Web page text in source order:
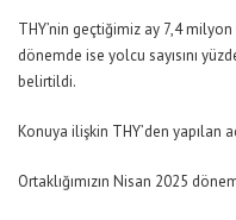
THY’nin geçtiğimiz ay 7,4 milyon
dönemde ise yolcu sayısını
belirtildi.
Konuya ilişkin THY’den yapılan
Ortaklığımızın Nisan 2025